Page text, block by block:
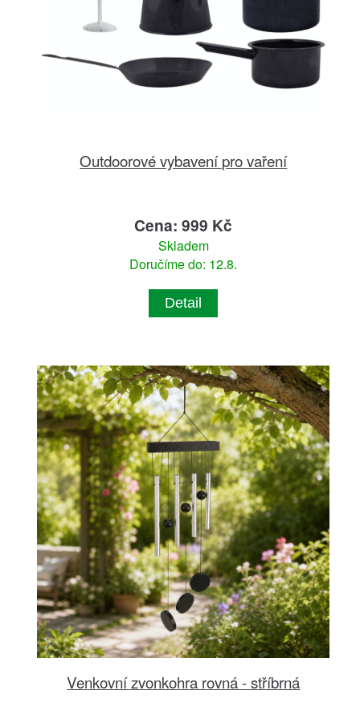
Outdoorové vybavení pro vaření
Cena: 999 Kč
Skladem
Doručíme do: 12.8.
Detail
Venkovní zvonkohra rovná - stříbrná